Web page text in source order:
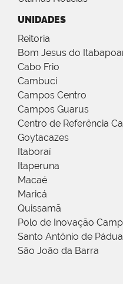
UNIDADES
Reitoria
Bom Jesus do
Cabo Frio
Cambuci
Campos Centro
Campos Guarus
Centro de Referência
Goytacazes
Itaboraí
Itaperuna
Macaé
Maricá
Quissamã
Polo de Inovação
Santo Antônio de Pádua
São João da Barra